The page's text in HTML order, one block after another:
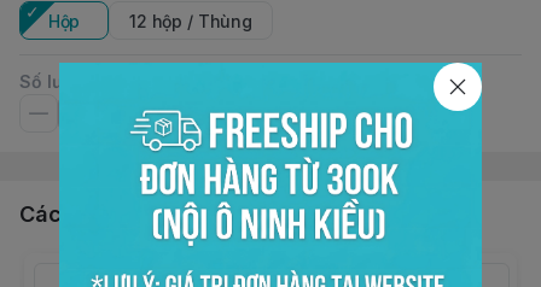
Hộp
12 hộp / Thùng
Số lượng
Các sản phẩm, dịch vụ khác